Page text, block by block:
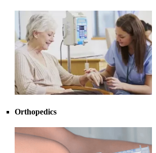
Orthopedics